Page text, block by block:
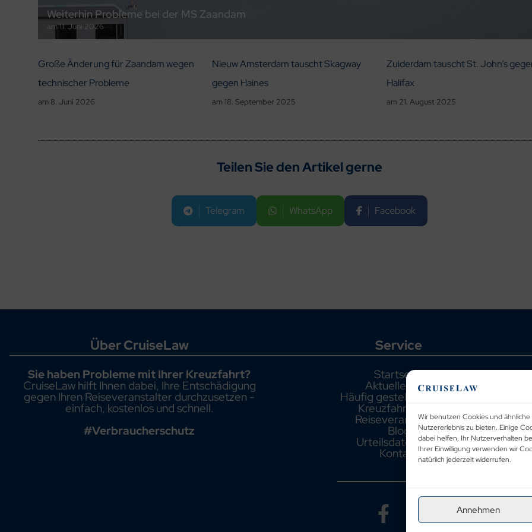
Wir benutzen Cookies und
Nutzererlebnis zu bieten. Einige
dabei helfen, Ihr Nutzerverhalten
Ihrer Einwilligung verwenden wir
natürlich jederzeit widerrufen.
Annehmen
Weiterhin Probleme bei der MS Zaandam
am11. Juni 2026
Große Änderung für Zaandam wegen
technischer Probleme
am 8. Juni 2026
Nieuw Amsterdam tauscht Skagway
gegen Haines
am 18. September 2025
Zuiderdam tauscht St. John’s
Halifax
am 21. August 2025
Teilen Sie den Artikel gerne
Telegram WhatsApp Facebook
Über CruiseLaw
Sie haben Probleme mit Ihrer Kreuzfahrt?
CruiseLaw hilft Ihnen dabei, Ihre Entschädigung
gegen Ihren Reiseveranstalter durchzusetzen -
einfach, kostenlos und schnell.
#Verbraucherschutz
Service
Startseite
Aktuelle Fälle
Häufig gestellte Fragen
Kreuzfahrthäfen
Reiseveranstalter
Blog
Urteilsdatenbank
Kontakt